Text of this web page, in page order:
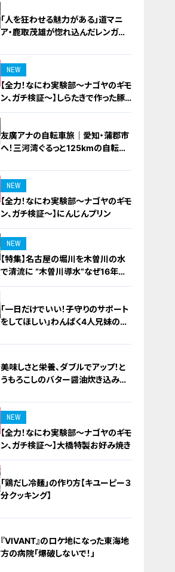
「人を狂わせる魅力がある」道マニ
ア・鹿取茂雄が惚れ込んだレンガの
NEW
【全力！なにわ実験部～ナゴヤのギモ
ン、ガチ検証～】しらたきで作った豚
バラミンチの油そば
友廣アナの自転車旅｜愛知・蒲郡市
へ！三河湾ぐるっと125kmの自転車
NEW
【全力！なにわ実験部～ナゴヤのギモ
ン、ガチ検証～】にんじんプリン
NEW
【特集】名古屋の堀川を木曽川の水
で清流に “木曽川導水”なぜ16年ぶ
り？【newsX】
「一日だけでいい！子守りのサポート
をしてほしい」わんぱく4人兄妹の子
美味しさと栄養、ダブルでアップ！と
うもろこしのバター醤油炊き込みご
NEW
【全力！なにわ実験部～ナゴヤのギモ
ン、ガチ検証～】大橋特製お好み焼き
「鶏だし冷麺」の作り方【キユーピー３
分クッキング】
『VIVANT』のロケ地になった東海地
方の病院「爆破しないで！」